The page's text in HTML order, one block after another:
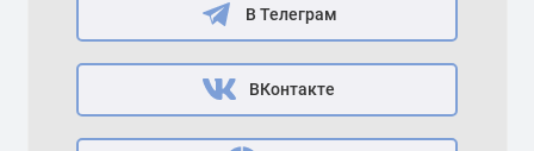
В Телеграм
ВКонтакте